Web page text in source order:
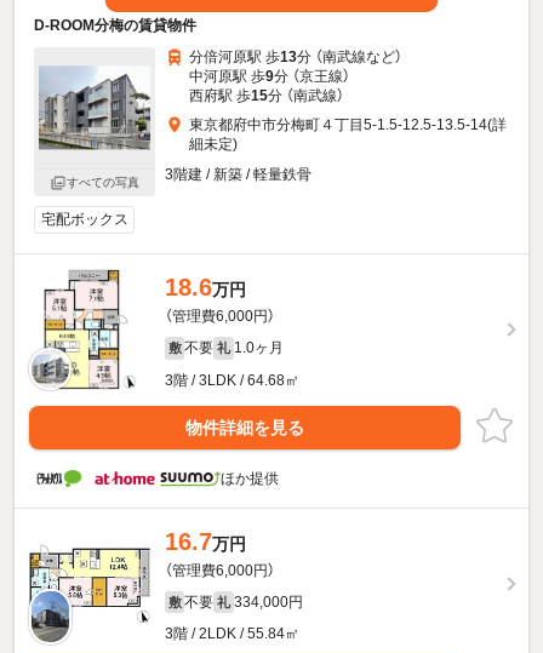
D-ROOM分梅の賃貸物件
すべての写真
分倍河原駅 歩13分 （南武線など）
中河原駅 歩9分 （京王線）
西府駅 歩15分 （南武線）
東京都府中市分梅町４丁目5-1.5-12.5-13.5-14(詳
細未定)
3階建 / 新築 / 軽量鉄骨
宅配ボックス
18.6万円
（管理費6,000円）
敷 不要 礼 1.0ヶ月
3階 / 3LDK / 64.68㎡
物件詳細を見る
ほか提供
16.7万円
（管理費6,000円）
敷 不要 礼 334,000円
3階 / 2LDK / 55.84㎡